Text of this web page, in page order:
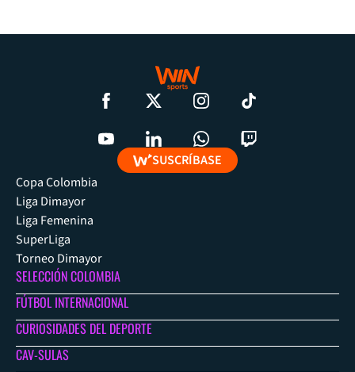
SUSCRÍBASE
Copa Colombia
Liga Dimayor
Liga Femenina
SuperLiga
Torneo Dimayor
SELECCIÓN COLOMBIA
FÚTBOL INTERNACIONAL
CURIOSIDADES DEL DEPORTE
CAV-SULAS